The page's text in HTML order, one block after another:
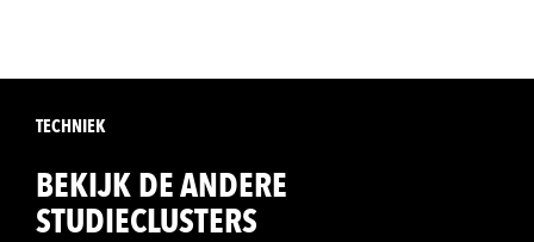
TECHNIEK
BEKIJK DE ANDERE
STUDIECLUSTERS